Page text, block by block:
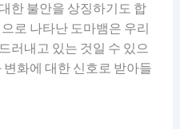
한 불안을 상징하기도 합
로 나타난 도마뱀은 우리
러내고 있는 것일 수 있으
화에 대한 신호로 받아들